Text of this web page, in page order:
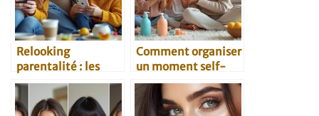
Relooking
parentalité : les
erreurs à éviter
Comment organiser
un moment self-
care avec des
enfants